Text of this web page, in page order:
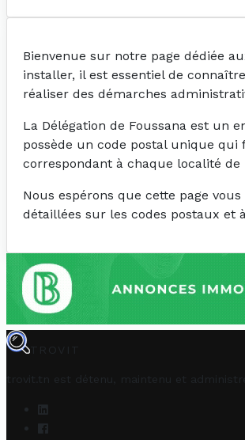
Bienvenue sur notre page dédiée
installer, il est essentiel de
réaliser des démarches
La Délégation de Foussana est un
possède un code postal unique
correspondant à chaque localité de
Nous espérons que cette page
détaillées sur les codes postaux et
TROVIT
trovit.tn est détenu, maintenu et